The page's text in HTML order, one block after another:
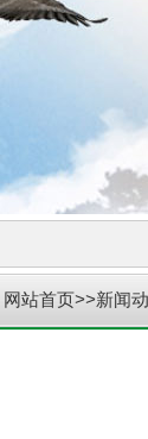
网站首页>>新闻